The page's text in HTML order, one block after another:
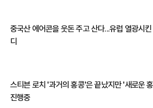
중국산 에어콘을 웃돈 주고 산다...유럽 열광시킨
디
스티븐 로치 '과거의 홍콩'은 끝났지만 '새로운
진행중